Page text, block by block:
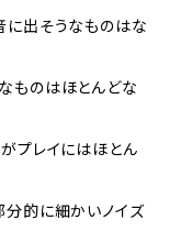
出そうなものはな
ものはほとんどな
プレイにはほとん
的に細かいノイズ